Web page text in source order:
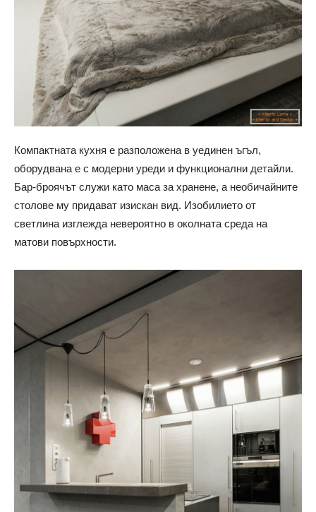
Компактната кухня е разположена в уединен ъгъл,
оборудвана е с модерни уреди и функционални детайли.
Бар-броячът служи като маса за хранене, а необичайните
столове му придават изискан вид. Изобилието от
светлина изглежда невероятно в околната среда на
матови повърхности.